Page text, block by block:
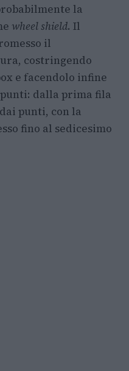
la
wheel shield. Il
il
costringendo
e facendolo infine
dalla prima fila
punti, con la
fino al sedicesimo